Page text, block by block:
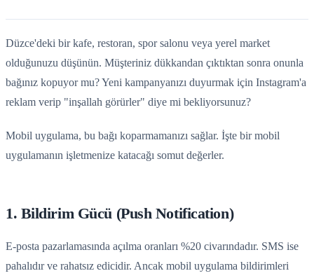
Düzce'deki bir kafe, restoran, spor salonu veya yerel market
olduğunuzu düşünün. Müşteriniz dükkandan çıktıktan sonra onunla
bağınız kopuyor mu? Yeni kampanyanızı duyurmak için Instagram'a
reklam verip "inşallah görürler" diye mi bekliyorsunuz?
Mobil uygulama, bu bağı koparmamanızı sağlar. İşte bir mobil
uygulamanın işletmenize katacağı somut değerler.
1. Bildirim Gücü (Push Notification)
E-posta pazarlamasında açılma oranları %20 civarındadır. SMS ise
pahalıdır ve rahatsız edicidir. Ancak mobil uygulama bildirimleri